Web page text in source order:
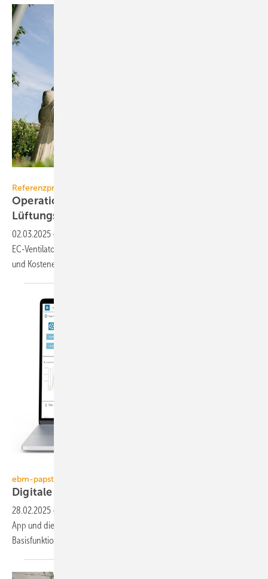
Referenzprojekt ebm-papst
Operation Energiesparen: Retrofit für
Lüftungs­anlagen
02.03.2025 -
EC-Ven­ti­la­to­ren er­zielt eine Kran­ken­haus­gruppe si­gni­fi­kante Energie-
und Kosten­ein­spa­rungen.
ebm-papst
Digitale
28.02.2025 -
App und die digitale Plattform epCloud sowie zugehörige
Basisfunktionen und Digitale Services